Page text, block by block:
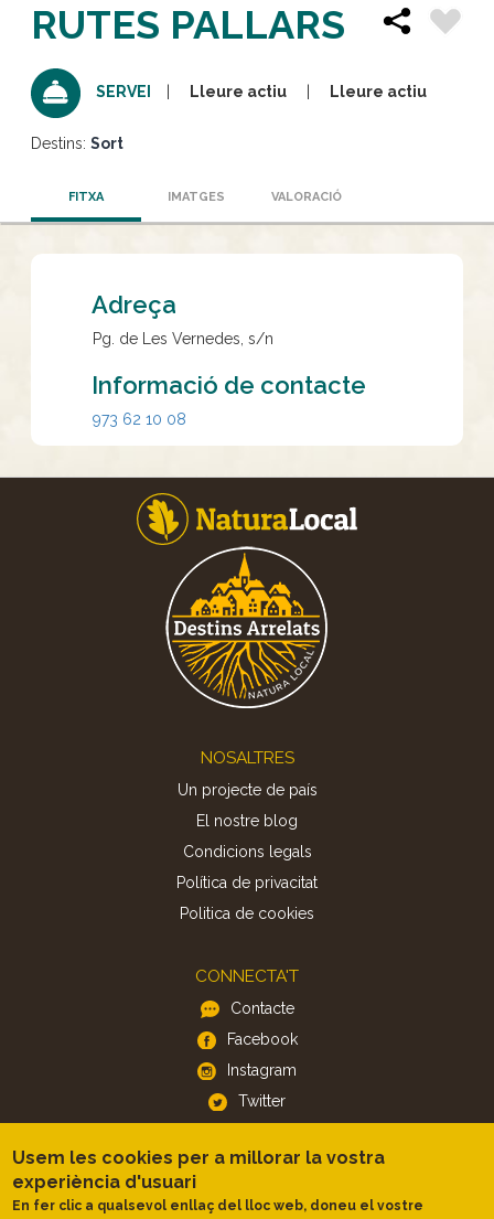
RUTES PALLARS
SERVEI Lleure actiu Lleure actiu
Destins: Sort
FITXA IMATGES VALORACIÓ
Adreça
Pg. de Les Vernedes, s/n
Informació de contacte
973 62 10 08
NOSALTRES
Un projecte de país
El nostre blog
Condicions legals
Política de privacitat
Politica de cookies
CONNECTA'T
Contacte
Facebook
Instagram
Twitter
APP
iOS
Usem les cookies per a millorar la vostra
experiència d'usuari
En fer clic a qualsevol enllaç del lloc web, doneu el vostre